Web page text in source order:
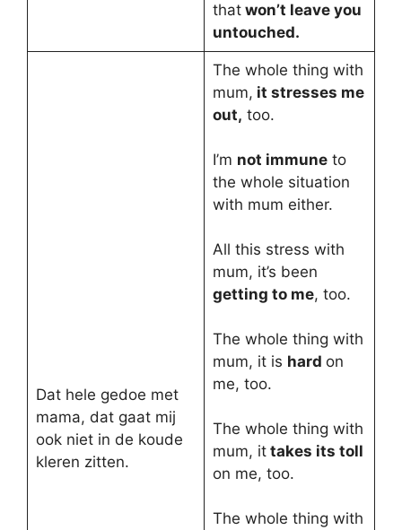
thatwon’t leave you
untouched.
Dat hele gedoe met
mama, dat gaat mij
ook niet in de koude
kleren zitten.
The whole thing with
mum, it stresses me
out, too.
I’m not immuneto
the whole situation
with mum either.
All this stress with
mum, it’s been
getting to me, too.
The whole thing with
mum, it is hard on
me, too.
The whole thing with
mum, ittakes its toll
on me, too.
The whole thing with